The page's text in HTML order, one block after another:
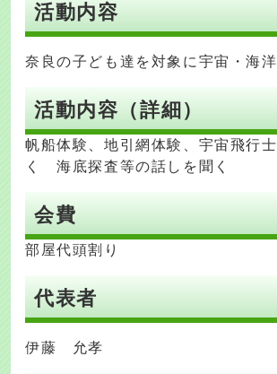
活動内容
奈良の子ども達を対象に宇宙・海
活動内容（詳細）
帆船体験、地引網体験、宇宙飛行
く 海底探査等の話しを聞く
会費
部屋代頭割り
代表者
伊藤 允孝